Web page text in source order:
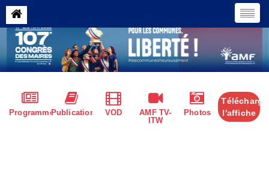
ProgrammePublications VOD
AMF TV-
ITW
Photos
l'affiche